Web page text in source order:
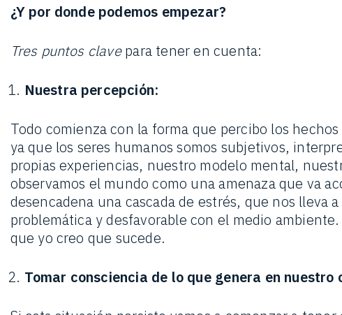
¿Y por donde podemos empezar?
Tres puntos clavepara tener en cuenta:
Nuestra percepción:
Todo comienza con la forma que percibo los
ya que los seres humanos somos subjetivos,
propias experiencias, nuestro modelo mental,
observamos el mundo como una amenaza que va
desencadena una cascada de estrés, que nos lleva
problemática y desfavorable con el medio
que yo creo que sucede.
Tomar consciencia de lo que genera en